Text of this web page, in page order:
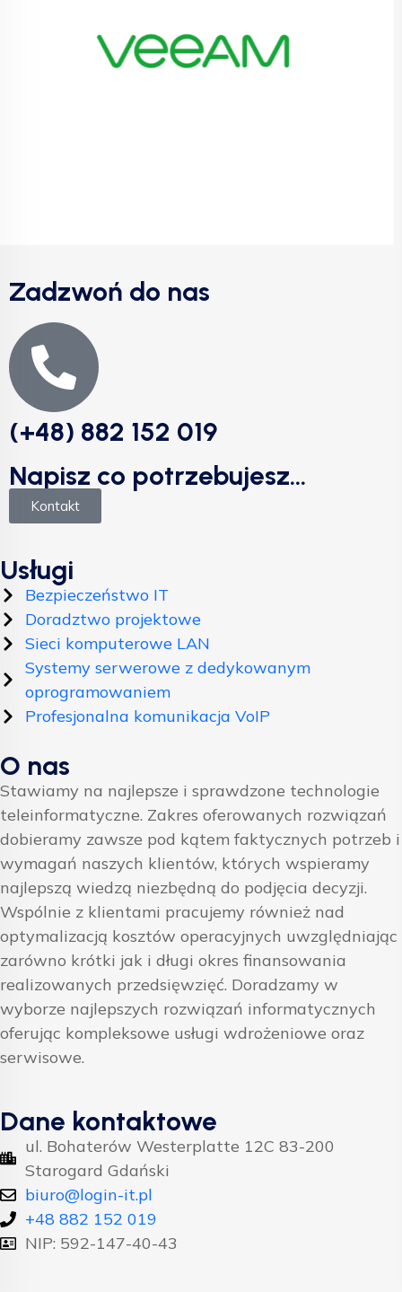
Zadzwoń do nas
(+48) 882 152 019
Napisz co potrzebujesz...
Kontakt
Usługi
Bezpieczeństwo IT
Doradztwo projektowe
Sieci komputerowe LAN
Systemy serwerowe z dedykowanym
oprogramowaniem
Profesjonalna komunikacja VoIP
O nas
Stawiamy na najlepsze i sprawdzone technologie
teleinformatyczne. Zakres oferowanych rozwiązań
dobieramy zawsze pod kątem faktycznych potrzeb i
wymagań naszych klientów, których wspieramy
najlepszą wiedzą niezbędną do podjęcia decyzji.
Wspólnie z klientami pracujemy również nad
optymalizacją kosztów operacyjnych uwzględniając
zarówno krótki jak i długi okres finansowania
realizowanych przedsięwzięć. Doradzamy w
wyborze najlepszych rozwiązań informatycznych
oferując kompleksowe usługi wdrożeniowe oraz
serwisowe.
Dane kontaktowe
ul. Bohaterów Westerplatte 12C 83-200
Starogard Gdański
biuro@login-it.pl
+48 882 152 019
NIP: 592-147-40-43